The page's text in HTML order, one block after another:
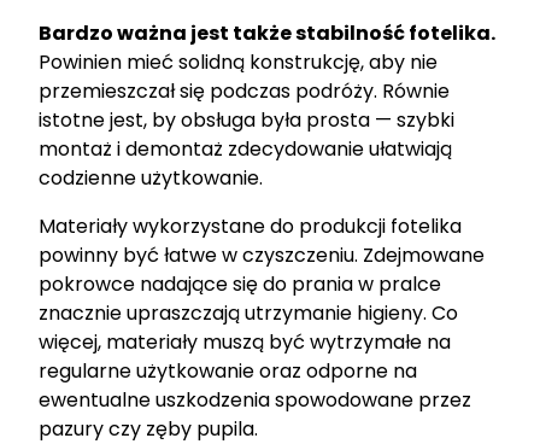
Bardzo ważna jest także stabilność fotelika.
Powinien mieć solidną konstrukcję, aby nie
przemieszczał się podczas podróży. Równie
istotne jest, by obsługa była prosta — szybki
montaż i demontaż zdecydowanie ułatwiają
codzienne użytkowanie.
Materiały wykorzystane do produkcji fotelika
powinny być łatwe w czyszczeniu. Zdejmowane
pokrowce nadające się do prania w pralce
znacznie upraszczają utrzymanie higieny. Co
więcej, materiały muszą być wytrzymałe na
regularne użytkowanie oraz odporne na
ewentualne uszkodzenia spowodowane przez
pazury czy zęby pupila.